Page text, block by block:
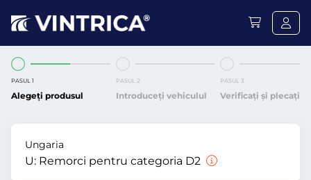
PASUL 1
Alegeți produsul
PASUL 2
Introduceți vehiculul
PASUL 3
Verificați și plecați
Ungaria
U: Remorci pentru categoria D2